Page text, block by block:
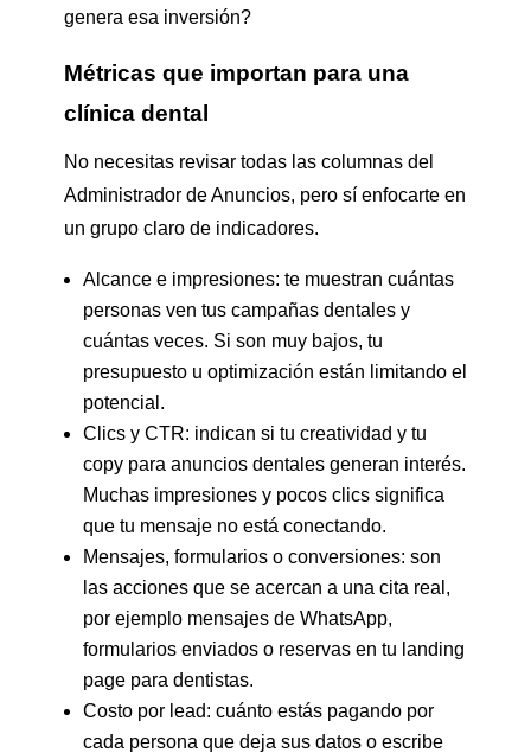
genera esa inversión?
Métricas que importan para una
clínica dental
No necesitas revisar todas las columnas del
Administrador de Anuncios, pero sí enfocarte en
un grupo claro de indicadores.
Alcance e impresiones: te muestran cuántas
personas ven tus campañas dentales y
cuántas veces. Si son muy bajos, tu
presupuesto u optimización están limitando el
potencial.
Clics y CTR: indican si tu creatividad y tu
copy para anuncios dentales generan interés.
Muchas impresiones y pocos clics significa
que tu mensaje no está conectando.
Mensajes, formularios o conversiones: son
las acciones que se acercan a una cita real,
por ejemplo mensajes de WhatsApp,
formularios enviados o reservas en tu landing
page para dentistas.
Costo por lead: cuánto estás pagando por
cada persona que deja sus datos o escribe